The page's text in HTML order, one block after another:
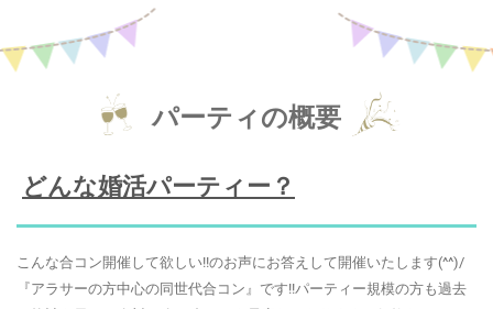
パーティの概要
どんな婚活パーティー？
こんな合コン開催して欲しい!!のお声にお答えして開催いたします(^^)/
『アラサーの方中心の同世代合コン』です!!パーティー規模の方も過去